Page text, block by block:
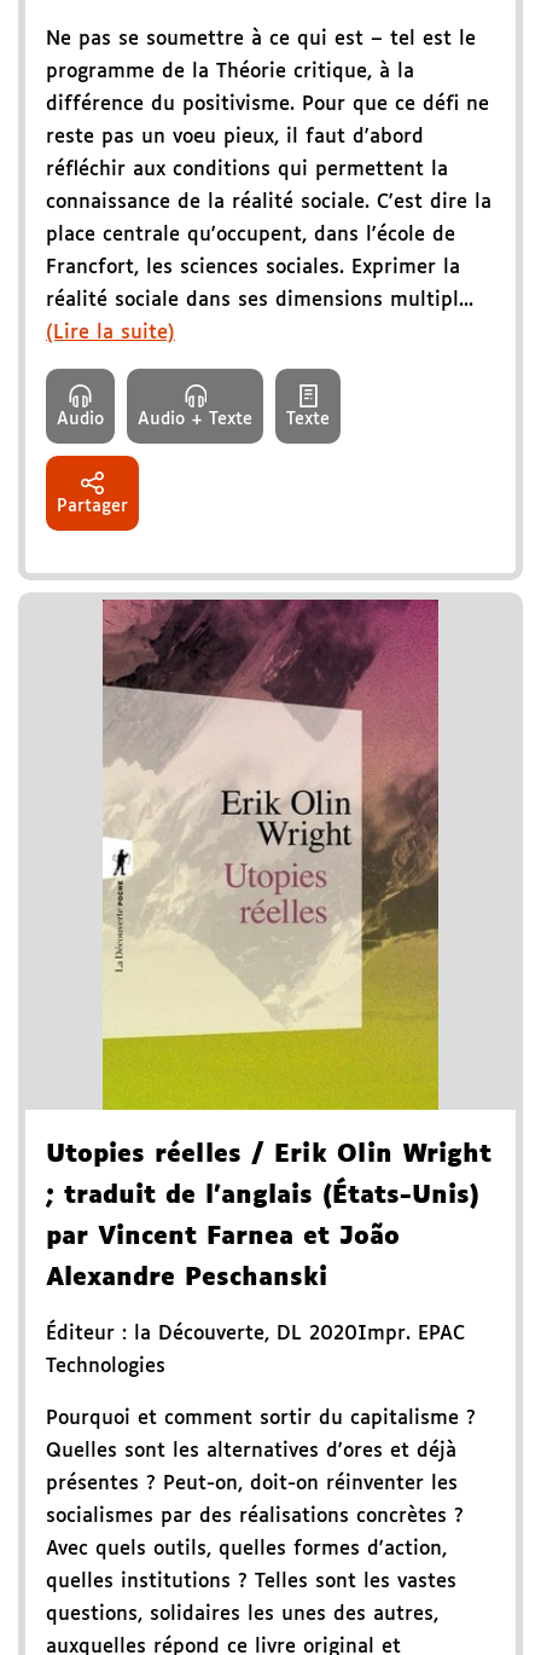
Ne pas se soumettre à ce qui est – tel est le
programme de la Théorie critique, à la
différence du positivisme. Pour que ce défi ne
reste pas un voeu pieux, il faut d'abord
réfléchir aux conditions qui permettent la
connaissance de la réalité sociale. C'est dire la
place centrale qu'occupent, dans l'école de
Francfort, les sciences sociales. Exprimer la
réalité sociale dans ses dimensions multipl...
(Lire la suite)
Audio Audio + Texte Texte
Partager
Utopies réelles / Erik Olin Wright
; traduit de l'anglais (États-Unis)
par Vincent Farnea et João
Alexandre Peschanski
Éditeur : la Découverte, DL 2020Impr. EPAC
Technologies
Pourquoi et comment sortir du capitalisme ?
Quelles sont les alternatives d'ores et déjà
présentes ? Peut-on, doit-on réinventer les
socialismes par des réalisations concrètes ?
Avec quels outils, quelles formes d'action,
quelles institutions ? Telles sont les vastes
questions, solidaires les unes des autres,
auxquelles répond ce livre original et